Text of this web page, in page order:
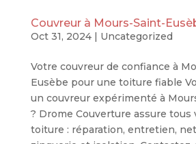
Couvreur à Mours-Saint-
Oct 31, 2024| Uncategorized
Votre couvreur de confiance à
Eusèbe pour une toiture fiable
un couvreur expérimenté à
? Drome Couverture assure tous
toiture : réparation, entretien,